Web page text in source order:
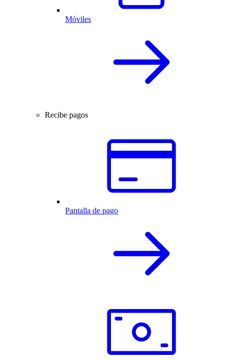
Móviles
Recibe pagos
Pantalla de pago